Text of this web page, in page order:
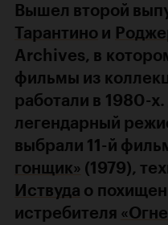
Вышел второй
Тарантино и
Archives, в
фильмы из
работали в 1980-
легендарный
выбрали 11-й
гонщик» (1979),
Иствуда о
истребителя